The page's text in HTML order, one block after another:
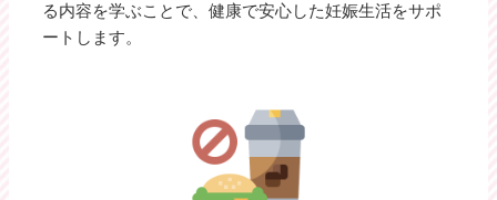
る内容を学ぶことで、健康で安心した妊娠生活をサポ
ートします。